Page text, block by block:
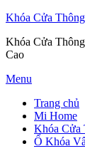
Khóa Cửa
Khóa Cửa
Cao
Skip
content
Menu
Trang chủ
Mi Home
Khóa Cửa
Ổ Khóa